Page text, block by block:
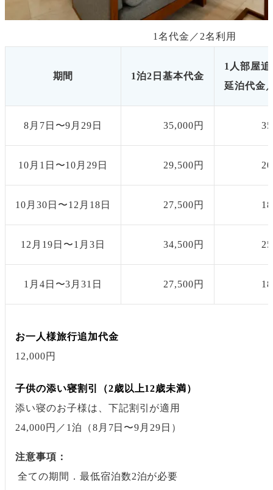
1名代金／ 2名利用
期間 1泊2日基本代金
1人部屋
延泊代金
8月7日〜9月29日 35,000円
10月1日〜10月29日 29,500円
10月30日〜12月18日 27,500円
12月19日〜1月3日 34,500円
1月4日〜3月31日 27,500円
お一人様旅行追加代金
12,000円
子供の添い寝割引（2歳以上12歳未満）
添い寝のお子様は、下記割引が適用
24,000円 ／1泊 （8月7日〜9月29日）
注意事項：
全ての期間．最低宿泊数2泊が必要